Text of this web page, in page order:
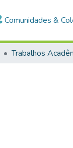
Comunidades &